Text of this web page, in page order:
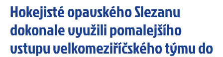
Hokejisté opavského Slezanu
dokonale využili pomalejšího
vstupu velkomeziříčského týmu do